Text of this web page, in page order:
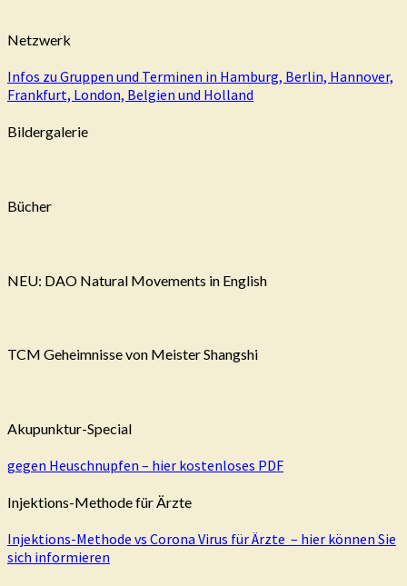
Netzwerk
Infos zu Gruppen und Terminen in Hamburg, Berlin, Hannover,
Frankfurt, London, Belgien und Holland
Bildergalerie
Bücher
NEU: DAO Natural Movements in English
TCM Geheimnisse von Meister Shangshi
Akupunktur-Special
gegen Heuschnupfen – hier kostenloses PDF
Injektions-Methode für Ärzte
Injektions-Methode vs Corona Virus für Ärzte – hier können Sie
sich informieren